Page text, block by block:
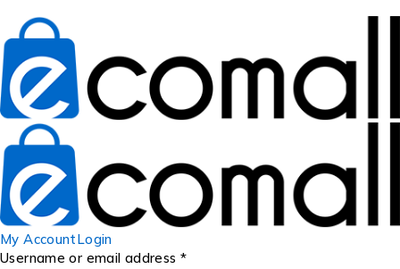
My AccountLogin
Username or email address *